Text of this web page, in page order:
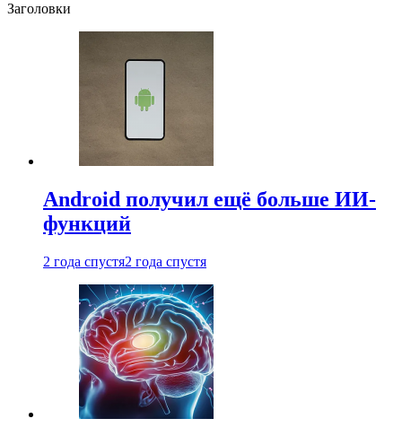
Заголовки
Android получил ещё больше ИИ-
функций
2 года спустя2 года спустя